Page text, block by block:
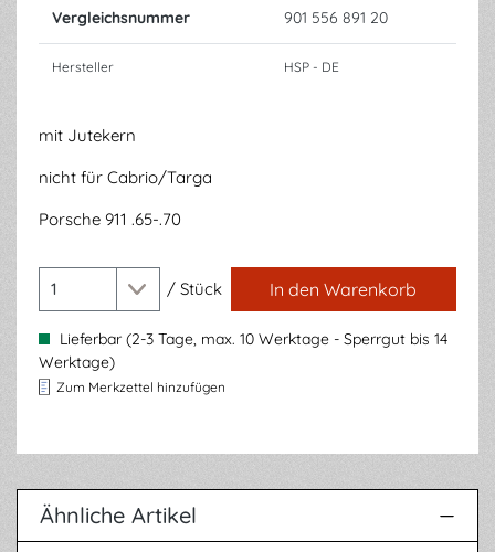
Vergleichsnummer 901 556 891 20
Hersteller HSP - DE
mit Jutekern
nicht für Cabrio/Targa
Porsche 911 .65-.70
/ Stück In den Warenkorb
Lieferbar (2-3 Tage, max. 10 Werktage - Sperrgut bis 14
Werktage)
Zum Merkzettel hinzufügen
Ähnliche Artikel
Produktgalerie überspringen